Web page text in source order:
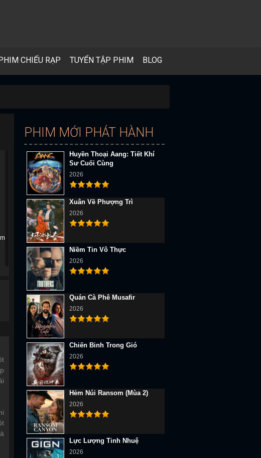
CHIẾU RẠP TUYỂN TẬP PHIM BLOG
PHIM MỚI PHÁT HÀNH
Huyền Thoại Aang: Tiết Khí
Sư Cuối Cùng
2026
Xuân Về Phượng Trì
2026
Niềm Tin Vô Thực
2026
Quán Cà Phê Musafir
2026
Chiến Binh Trong Gió
2026
Hẻm Núi Ransom (Mùa 2)
2026
Lực Lượng Tinh Nhuệ
2026